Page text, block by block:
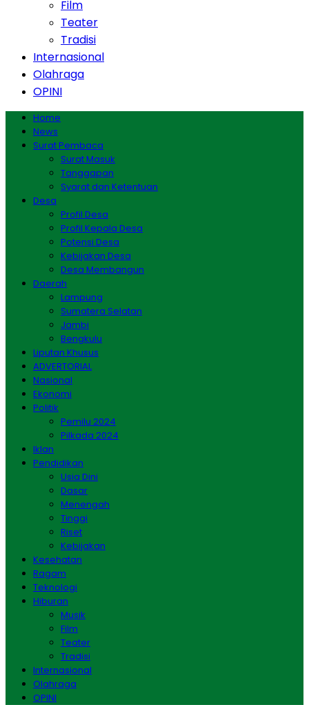
Film
Teater
Tradisi
Internasional
Olahraga
OPINI
Home
News
Surat Pembaca
Surat Masuk
Tanggapan
Syarat dan Ketentuan
Desa
Profil Desa
Profil Kepala Desa
Potensi Desa
Kebijakan Desa
Desa Membangun
Daerah
Lampung
Sumatera Selatan
Jambi
Bengkulu
Liputan Khusus
ADVERTORIAL
Nasional
Ekonomi
Politik
Pemilu 2024
Pilkada 2024
Iklan
Pendidikan
Usia Dini
Dasar
Menengah
Tinggi
Riset
Kebijakan
Kesehatan
Ragam
Teknologi
Hiburan
Musik
Film
Teater
Tradisi
Internasional
Olahraga
OPINI